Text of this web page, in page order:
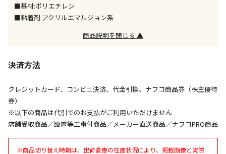
午前9時までのご注文確定した商品については、当日に
出荷いたします。
ため、通常よりお時間をいただく場合がございます。
設置工事代金も含まれた商品です
お見積商品です。金額・施工日はお打ち合わせの上、
決定となります。
■基材:ポリエチレン
■粘着剤:アクリルエマルジョン系
商品説明を閉じる ▲
決済方法
クレジットカード、コンビニ決済、代金引換、ナフコ商品券（株主優待
券）
※以下の商品は代引でのお支払がご利用いただけません
店舗受取商品／設置等工事付商品／メーカー直送商品／ナフコPRO商品
※商品切り替え時期は、出荷倉庫の在庫状況により、掲載画像と実際